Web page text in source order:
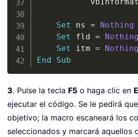
Set ns =
Nothing
Set fld =
Nothing
Set itm =
Nothing
End
Sub
3. Pulse la tecla F5 o haga clic en
ejecutar el código. Se le pedirá
objetivo; la macro escaneará los
seleccionados y marcará aquellos